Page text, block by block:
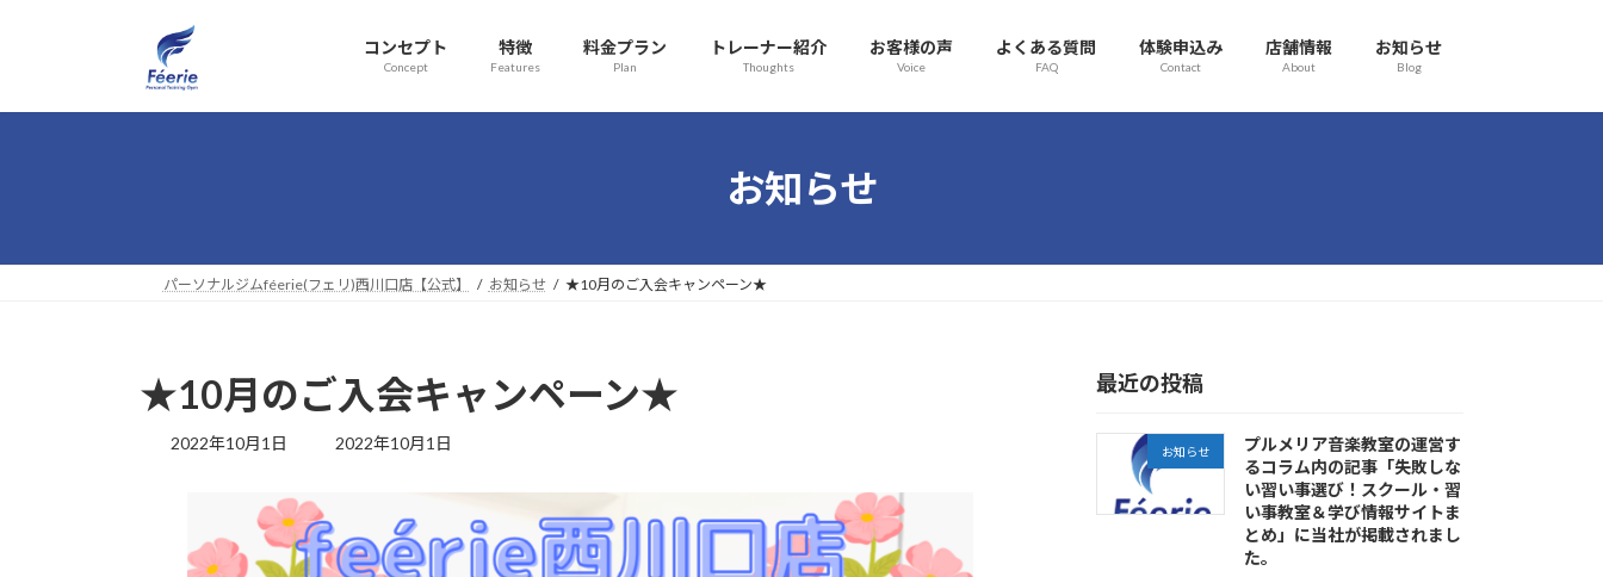
プ
動
コンセプト
Concept
特徴
Features
料金プラン
Plan
トレーナー紹介
Thoughts
お客様の声
Voice
よくある質問
FAQ
体験申込み
Contact
店舗情報
About
お知らせ
Blog
お知らせ
パーソナルジムféerie(フェリ)西川口店【公式】 お知らせ ★10月のご入会キャンペーン★
★10月のご入会キャンペーン★
2022年10月1日
最
日
時
2022年10月1日
最近の投稿
お知らせ
プルメリア音楽教室の運営す
るコラム内の記事「失敗しな
い習い事選び！スクール・習
い事教室＆学び情報サイトま
とめ」に当社が掲載されまし
た。